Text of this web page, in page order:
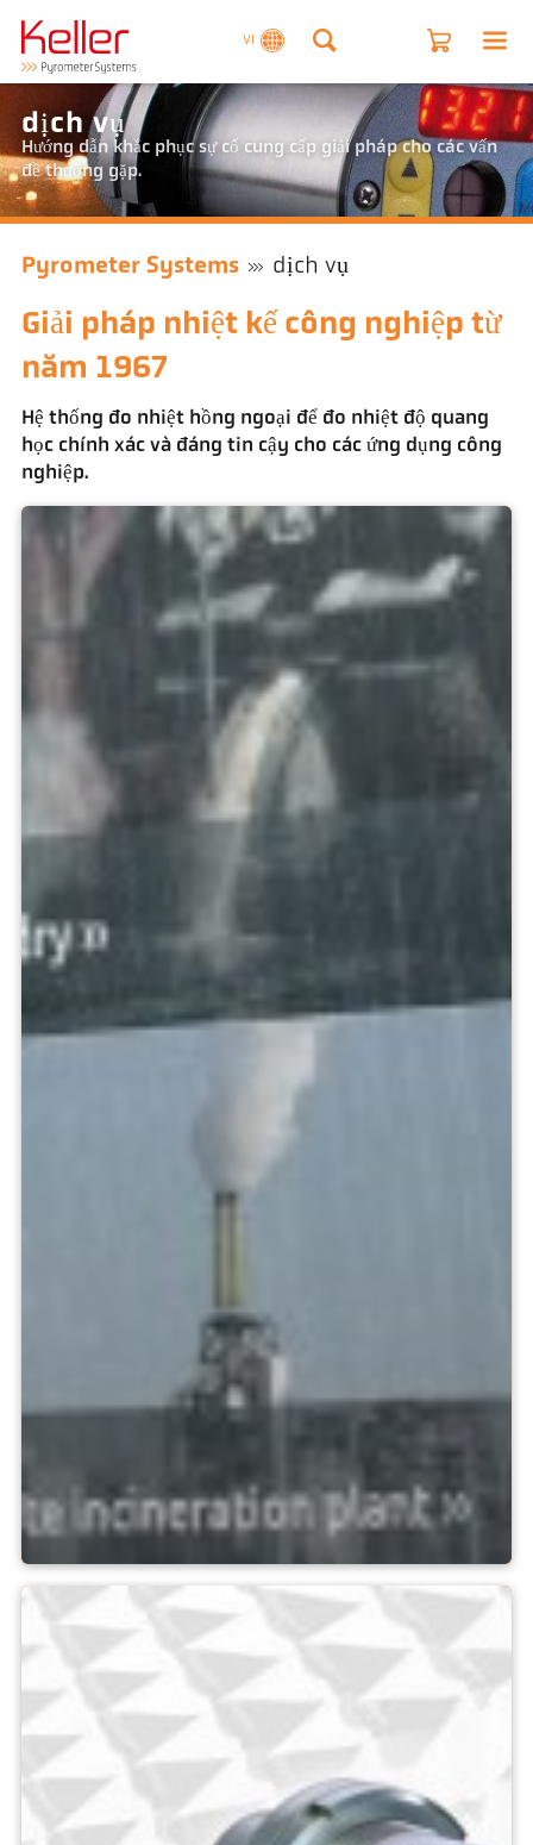
VI
dịch vụ
Hướng dẫn khắc phục sự cố cung cấp giải pháp cho các vấn
đề thường gặp.
Pyrometer Systems dịch vụ
Giải pháp nhiệt kế công nghiệp từ
năm 1967
Hệ thống đo nhiệt hồng ngoại để đo nhiệt độ quang
học chính xác và đáng tin cậy cho các ứng dụng công
nghiệp.
Ứng dụng